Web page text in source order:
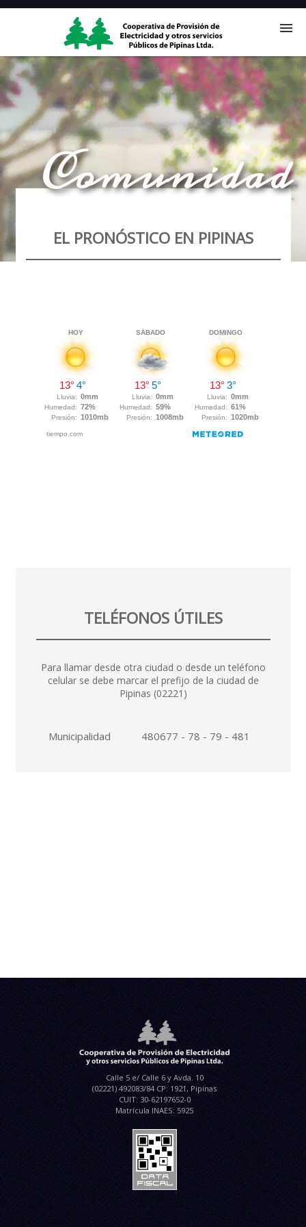
Nosotros
Servicios
Noticias
Comunidad
EL PRONÓSTICO EN PIPINAS
TELÉFONOS ÚTILES
Para llamar desde otra ciudad o desde un teléfono
celular se debe marcar el prefijo de la ciudad de
Pipinas (02221)
Municipalidad 480677 - 78 - 79 - 481
Calle 5 e/ Calle 6 y Avda. 10
(02221) 492083/84 CP: 1921, Pipinas
CUIT: 30-62197652-0
Matrícula INAES: 5925